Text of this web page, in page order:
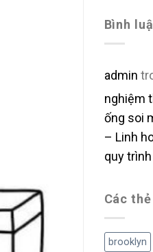
Bình
admin
nghiệm
ống soi
– Linh
quy
Các
brooklyn